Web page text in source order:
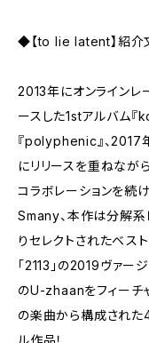
◆【to lie latent】紹介
2013年にオンラインレ
ースした1stアルバム
『polyphenic』、2017
にリリースを重ねなが
コラボレーションを続
Smany、本作は分解系
りセレクトされたベス
「2113」の2019ヴァー
の‪U-zhaan‬をフィーチャ
の楽曲から構成された
ル作品！